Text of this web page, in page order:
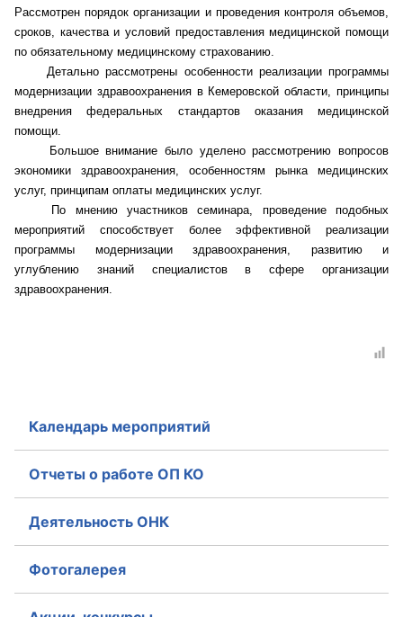
Комиссии
Экспертный совет ОП КО
Совет ОП КО
Общественный штаб
Члены ОП КО
Документы ОП КО
Регламент ОП КО
Кодекс этики ОП КО
Аппарат ОП КО
Доходы руководителя за 2024 г.
Рассмотрен порядок организации и проведения контроля объемов,
сроков, качества и условий предоставления медицинской помощи
по обязательному медицинскому страхованию.
Детально рассмотрены особенности реализации программы
модернизации здравоохранения в Кемеровской области, принципы
внедрения федеральных стандартов оказания медицинской
помощи.
Большое внимание было уделено рассмотрению вопросов
экономики здравоохранения, особенностям рынка медицинских
услуг, принципам оплаты медицинских услуг.
По мнению участников семинара, проведение подобных
мероприятий способствует более эффективной реализации
программы модернизации здравоохранения, развитию и
углублению знаний специалистов в сфере организации
здравоохранения.
Календарь мероприятий
Отчеты о работе ОП КО
Деятельность ОНК
Фотогалерея